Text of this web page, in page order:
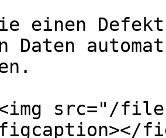
einen
Daten
src="/files/